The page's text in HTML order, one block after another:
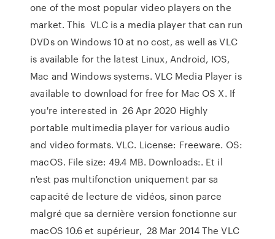
one of the most popular video players on the
market. This VLC is a media player that can run
DVDs on Windows 10 at no cost, as well as VLC
is available for the latest Linux, Android, IOS,
Mac and Windows systems. VLC Media Player is
available to download for free for Mac OS X. If
you're interested in 26 Apr 2020 Highly
portable multimedia player for various audio
and video formats. VLC. License: Freeware. OS:
macOS. File size: 49.4 MB. Downloads:. Et il
n'est pas multifonction uniquement par sa
capacité de lecture de vidéos, sinon parce
malgré que sa dernière version fonctionne sur
macOS 10.6 et supérieur, 28 Mar 2014 The VLC